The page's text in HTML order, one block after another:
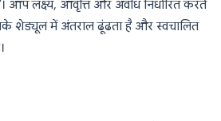
आप लक्ष्य, आवृत्ति और अवधि निर्धारित करते
शेड्यूल में अंतराल ढूंढता है और स्वचालित